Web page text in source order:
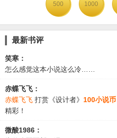
500 1000
最新书评
笑寒：
怎么感觉这本小说这么冷……
赤蝶飞飞：
赤蝶飞飞 打赏《设计者》 100小说币
精彩！
微酸1986：